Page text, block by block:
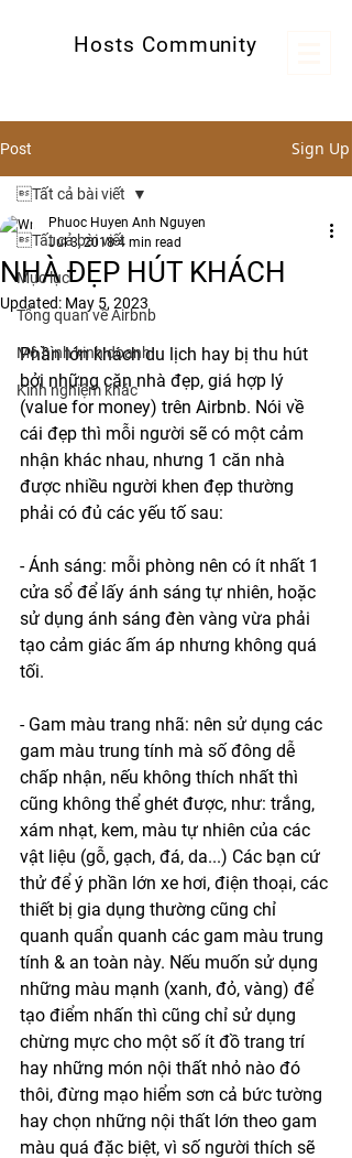
Hosts Community
Post Sign Up
Tất cả bài viết
Mục lục
Tổng quan về Airbnb
Mô hình kinh doanh
Kinh nghiệm khác
Tất cả bài viết
NHÀ ĐẸP HÚT KHÁCH
Phuoc Huyen Anh Nguyen
Jul 3, 2018 4 min read
Updated: May 5, 2023
Phần lớn khách du lịch hay bị thu hút
bởi những căn nhà đẹp, giá hợp lý
(value for money) trên Airbnb. Nói về
cái đẹp thì mỗi người sẽ có một cảm
nhận khác nhau, nhưng 1 căn nhà
được nhiều người khen đẹp thường
phải có đủ các yếu tố sau:
- Ánh sáng: mỗi phòng nên có ít nhất 1
cửa sổ để lấy ánh sáng tự nhiên, hoặc
sử dụng ánh sáng đèn vàng vừa phải
tạo cảm giác ấm áp nhưng không quá
tối.
- Gam màu trang nhã: nên sử dụng các
gam màu trung tính mà số đông dễ
chấp nhận, nếu không thích nhất thì
cũng không thể ghét được, như: trắng,
xám nhạt, kem, màu tự nhiên của các
vật liệu (gỗ, gạch, đá, da...) Các bạn cứ
thử để ý phần lớn xe hơi, điện thoại, các
thiết bị gia dụng thường cũng chỉ
quanh quẩn quanh các gam màu trung
tính & an toàn này. Nếu muốn sử dụng
những màu mạnh (xanh, đỏ, vàng) để
tạo điểm nhấn thì cũng chỉ sử dụng
chừng mực cho một số ít đồ trang trí
hay những món nội thất nhỏ nào đó
thôi, đừng mạo hiểm sơn cả bức tường
hay chọn những nội thất lớn theo gam
màu quá đặc biệt, vì số người thích sẽ